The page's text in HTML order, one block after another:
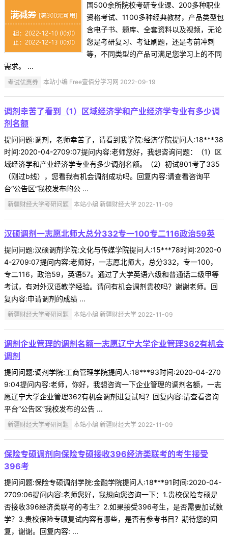
国500余所院校考研专业课、200多种职业
资格考试、1100多种经典教材，产品类型包
含电子书、题库、全套资料以及视频，无论
您是考研复习、考证刷题，还是考前冲刺
等，不同类型的产品可满足您学习上的不同
需求。 ...
考试优惠券 本站小编 Free壹佰分学习网 2022-09-19
调剂幸苦了看到（1）区域经济学和产业经济学专业有多少调
剂名额
提问问题:调剂，老师幸苦了，请看到我学院:经济学院提问人:18***38
时间:2020-04-2709:07提问内容:老师您好，我想咨询问题：（1）区
域经济学和产业经济学专业有多少调剂名额。（2）初试801考了335
（刚过b线），您看我有机会调剂成功吗。回复内容:请查看咨询平
台“公告区”我校发布的公 ...
新疆财经大学考研问题 本站小编 新疆财经大学 2022-11-09
汉硕调剂一志愿北师大总分332专一100专二116政治59英
提问问题:汉硕调剂学院:文化与传媒学院提问人:15***78时间:2020-0
4-2709:07提问内容:老师好，一志愿北师大，总分332，专一100，
专二116，政治59，英语57。通过了大学英语六级和普通话二级甲等
考试，有对外汉语教学经验。请问有机会调剂贵校吗？谢谢老师。回
复内容:申请调剂的成绩 ...
新疆财经大学考研问题 本站小编 新疆财经大学 2022-11-09
调剂企业管理的调剂名额一志愿辽宁大学企业管理362有机会
调剂
提问问题:调剂学院:工商管理学院提问人:18***93时间:2020-04-270
9:04提问内容:老师，你好，我想咨询一下企业管理的调剂名额，一志
愿辽宁大学企业管理362有机会调剂进复试吗？回复内容:请查看咨询
平台“公告区”我校发布的公告 ...
新疆财经大学考研问题 本站小编 新疆财经大学 2022-11-09
保险专硕调剂向保险专硕接收396经济类联考的考生接受
396考
提问问题:保险专硕调剂学院:金融学院提问人:18***91时间:2020-04-
2709:06提问内容:老师您好，我想向您咨询一下：1.贵校保险专硕是
否接收396经济类联考的考生？2.如果接受396考生，是否需要加试数
学？3.贵校保险专硕复试内容有哪些，是否有参考书目？期待您的回
复，谢谢。回复内容: ...